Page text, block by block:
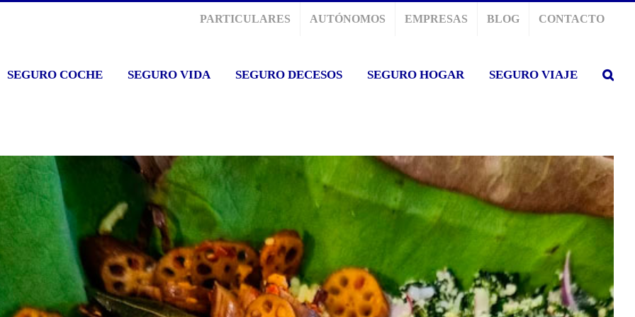
PARTICULARES AUTÓNOMOS EMPRESAS BLOG CONTACTO
SEGURO COCHE SEGURO VIDA SEGURO DECESOS SEGURO HOGAR SEGURO VIAJE